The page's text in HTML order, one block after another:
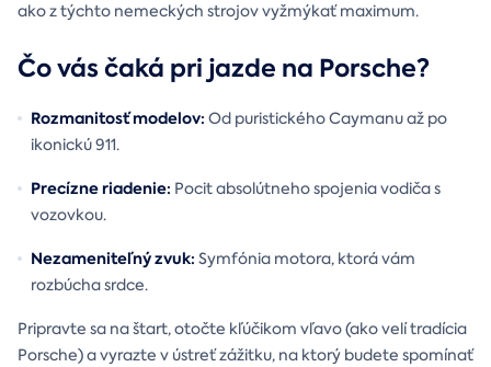
ako z týchto nemeckých strojov vyžmýkať maximum.
Čo vás čaká pri jazde na Porsche?
Rozmanitosť modelov: Od puristického Caymanu až po
ikonickú 911.
Precízne riadenie: Pocit absolútneho spojenia vodiča s
vozovkou.
Nezameniteľný zvuk: Symfónia motora, ktorá vám
rozbúcha srdce.
Pripravte sa na štart, otočte kľúčikom vľavo (ako velí tradícia
Porsche) a vyrazte v ústreť zážitku, na ktorý budete spomínať